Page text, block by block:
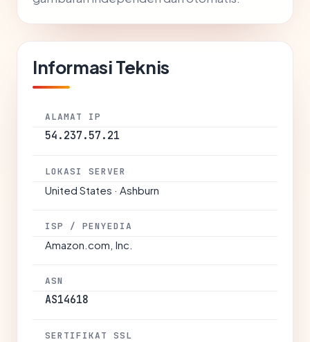
Informasi Teknis
ALAMAT IP
54.237.57.21
LOKASI SERVER
United States · Ashburn
ISP / PENYEDIA
Amazon.com, Inc.
ASN
AS14618
SERTIFIKAT SSL